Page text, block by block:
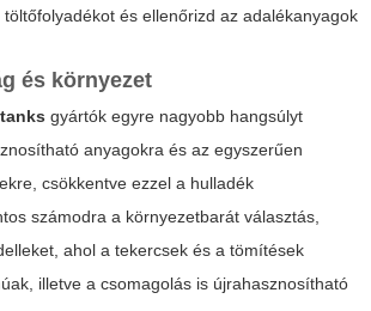
és ellenőrizd az adalékanyagok
és környezet
gyártók egyre nagyobb hangsúlyt
anyagokra és az egyszerűen
csökkentve ezzel a hulladék
számodra a környezetbarát választás,
ahol a tekercsek és a tömítések
illetve a csomagolás is újrahasznosítható